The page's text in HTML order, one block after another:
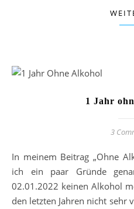
1 Jahr
3
In meinem Beitrag „Ohne Alkohol“ vom April 2022 habe
ich ein paar Gründe
02.01.2022 keinen Alkohol
den letzten Jahren nicht sehr